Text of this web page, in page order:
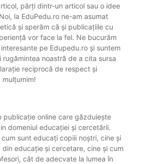
părți dintr-un articol sau o idee
la EduPedu.ro ne-am asumat
și sperăm că și publicațiile cu
vor face la fel. Ne bucurăm
pe Edupedu.ro și suntem
rugămintea noastră de a cita sursa
reciprocă de respect și
mulțumim!
publicație online care găzduiește
domeniul educației și cercetării.
sunt educați copiii noștri, cine și
educație și cercetare, cine și cum
cât de adecvate la lumea în